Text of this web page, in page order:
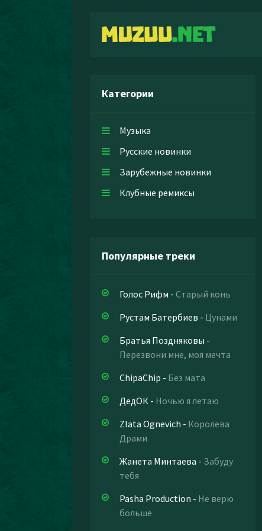
Категории
Музыка
Русские новинки
Зарубежные новинки
Клубные ремиксы
Популярные треки
Голос Рифм - Старый конь
Рустам Батербиев - Цунами
Братья Поздняковы -
Перезвони мне, моя мечта
ChipaChip - Без мата
ДедОК - Ночью я летаю
Zlata Ognevich - Королева
Драми
Жанета Минтаева - Забуду
тебя
Pasha Production - Не верю
больше